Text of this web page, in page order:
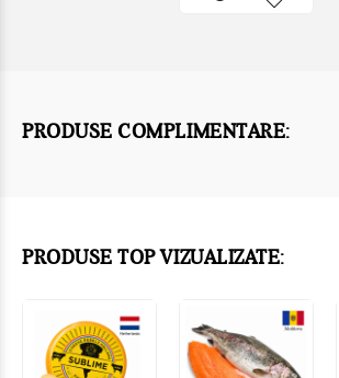
PRODUSE COMPLIMENTARE:
PRODUSE TOP VIZUALIZATE: